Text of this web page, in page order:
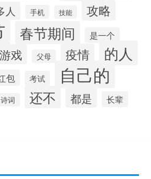
人 手机 技能 攻略
春节期间 是一个
游戏 父母 疫情 的人
包 考试 自己的
诗词 还不 都是 长辈